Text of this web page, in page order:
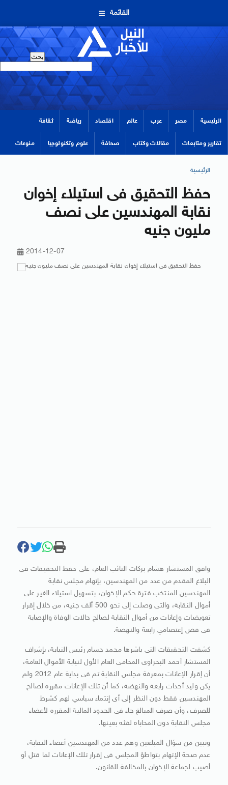
القائمة
الرئيسية مصر عرب عالم اقتصاد رياضة ثقافة
تقارير ومتابعات مقالات وكتاب صحافة علوم وتكنولوجيا منوعات
الرئيسية
حفظ التحقيق فى استيلاء إخوان
نقابة المهندسين على نصف
مليون جنيه
2014-12-07
وافق المستشار هشام بركات النائب العام، على حفظ التحقيقات فى
البلاغ المقدم من عدد من المهندسين، بإتهام مجلس نقابة
المهندسين المنتخب فترة حكم الإخوان، بتسهيل استيلاء الغير على
أموال النقابة، والتى وصلت إلى نحو 500 ألف جنيه، من خلال إقرار
تعويضات وإعانات من أموال النقابة لصالح حالات الوفاة والإصابة
فى فض إعتصامي رابعة والنهضة.
كشفت التحقيقات التى باشرها محمد حسام رئيس النيابة، بإشراف
المستشار أحمد البحراوى المحامى العام الأول لنيابة الأموال العامة،
أن إقرار الإعانات بمعرفة مجلس النقابة تم فى بداية عام 2012 ولم
يكن وليد أحداث رابعة والنهضة، كما أن تلك الإعانات مقرره لصالح
المهندسين فقط دون النظر إلى أى إنتماء سياسي لهم كشرط
للصرف، وأن صرف المبالغ جاء فى الحدود المالية المقرره لأعضاء
مجلس النقابة دون المحاباه لفئه بعينها.
وتبين من سؤال المبلغين وهم عدد من المهندسين أعضاء النقابة،
عدم صحة الإتهام بتواطؤ المجلس فى إقرار تلك الإعانات لما قتل أو
أصيب لجماعة الإخوان بالمخالفة للقانون.